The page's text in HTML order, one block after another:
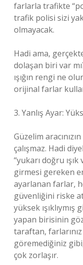
farlarla trafikte
trafik polisi sizi
olmayacak.
Hadi ama,
dolaşan biri var
ışığın rengi ne
orijinal farlar
3. Yanlış Ayar:
Güzelim
çalışmaz. Hadi
“yukarı doğru
girmesi gereken
ayarlanan farlar,
güvenliğini riske
yüksek
yapan birisinin
taraftan,
göremediğiniz
çok zorlaşır.